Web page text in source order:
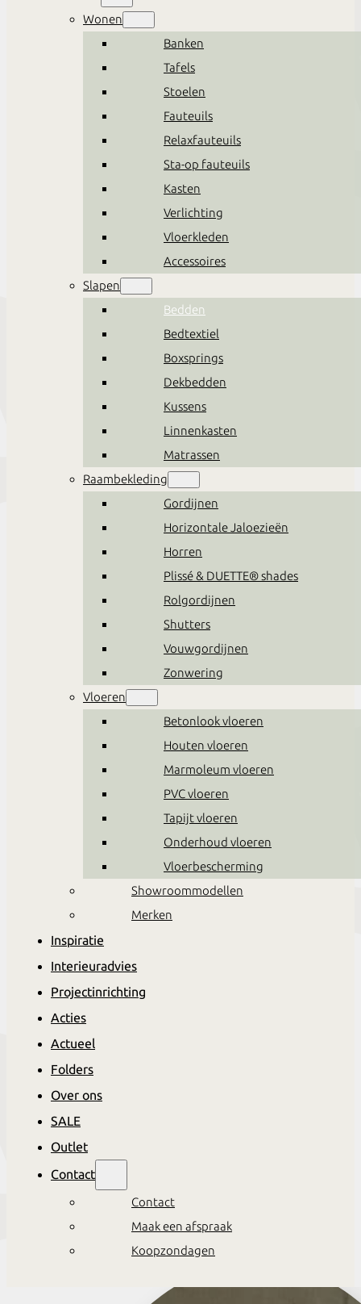
Wonen
Banken
Tafels
Stoelen
Fauteuils
Relaxfauteuils
Sta-op fauteuils
Kasten
Verlichting
Vloerkleden
Accessoires
Slapen
Bedden
Bedtextiel
Boxsprings
Dekbedden
Kussens
Linnenkasten
Matrassen
Raambekleding
Gordijnen
Horizontale Jaloezieën
Horren
Plissé & DUETTE® shades
Rolgordijnen
Shutters
Vouwgordijnen
Zonwering
Vloeren
Betonlook vloeren
Houten vloeren
Marmoleum vloeren
PVC vloeren
Tapijt vloeren
Onderhoud vloeren
Vloerbescherming
Showroommodellen
Merken
Inspiratie
Interieuradvies
Projectinrichting
Acties
Actueel
Folders
Over ons
SALE
Outlet
Contact
Contact
Maak een afspraak
Koopzondagen
Bedden
Alles in huis om jouw eigen
stijl te creëren